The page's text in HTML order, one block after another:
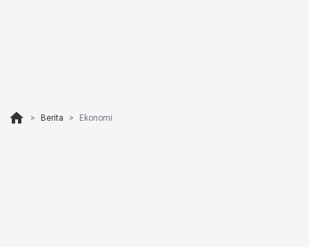
home Berita Ekonomi